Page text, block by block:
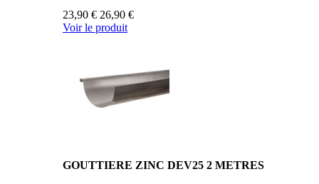
23,90 € 26,90 €
Voir le produit
GOUTTIERE ZINC DEV25 2 METRES